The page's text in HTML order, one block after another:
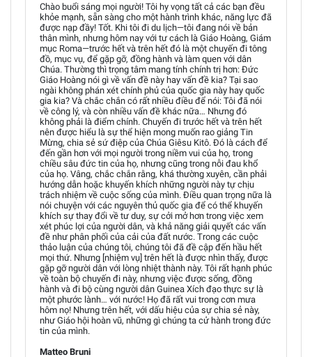
Chào buổi sáng mọi người! Tôi hy vọng tất cả các bạn đều
khỏe mạnh, sẵn sàng cho một hành trình khác, năng lực đã
được nạp đầy! Tốt. Khi tôi đi du lịch—tôi đang nói về bản
thân mình, nhưng hôm nay với tư cách là Giáo Hoàng, Giám
mục Roma—trước hết và trên hết đó là một chuyến đi tông
đồ, mục vụ, để gặp gỡ, đồng hành và làm quen với dân
Chúa. Thường thì trọng tâm mang tính chính trị hơn: Đức
Giáo Hoàng nói gì về vấn đề này hay vấn đề kia? Tại sao
ngài không phán xét chính phủ của quốc gia này hay quốc
gia kia? Và chắc chắn có rất nhiều điều để nói: Tôi đã nói
về công lý, và còn nhiều vấn đề khác nữa… Nhưng đó
không phải là điểm chính. Chuyến đi trước hết và trên hết
nên được hiểu là sự thể hiện mong muốn rao giảng Tin
Mừng, chia sẻ sứ điệp của Chúa Giêsu Kitô. Đó là cách để
đến gần hơn với mọi người trong niềm vui của họ, trong
chiều sâu đức tin của họ, nhưng cũng trong nỗi đau khổ
của họ. Vâng, chắc chắn rằng, khá thường xuyên, cần phải
hướng dẫn hoặc khuyến khích những người này tự chịu
trách nhiệm về cuộc sống của mình. Điều quan trọng nữa là
nói chuyện với các nguyên thủ quốc gia để có thể khuyến
khích sự thay đổi về tư duy, sự cởi mở hơn trong việc xem
xét phúc lợi của người dân, và khả năng giải quyết các vấn
đề như phân phối của cải của đất nước. Trong các cuộc
thảo luận của chúng tôi, chúng tôi đã đề cập đến hầu hết
mọi thứ. Nhưng [nhiệm vụ] trên hết là được nhìn thấy, được
gặp gỡ người dân với lòng nhiệt thành này. Tôi rất hạnh phúc
về toàn bộ chuyến đi này, nhưng việc được sống, đồng
hành và đi bộ cùng người dân Guinea Xích đạo thực sự là
một phước lành… với nước! Họ đã rất vui trong cơn mưa
hôm nọ! Nhưng trên hết, với dấu hiệu của sự chia sẻ này,
như Giáo hội hoàn vũ, những gì chúng ta cử hành trong đức
tin của mình.
Matteo Bruni